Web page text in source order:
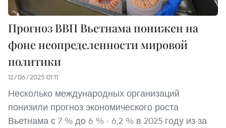
Прогноз ВВП Вьетнама понижен на
фоне неопределенности мировой
политики
12/06/2025 01:11
Несколько международных организаций
понизили прогноз экономического роста
Вьетнама с 7 % до 6 % - 6,2 % в 2025 году из-за